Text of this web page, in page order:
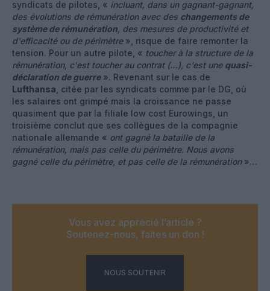
syndicats de pilotes, « incluant, dans un gagnant-gagnant,
des évolutions de rémunération avec des changements de
système de rémunération, des mesures de productivité et
d'efficacité ou de périmètre », risque de faire remonter la
tension. Pour un autre pilote, « toucher à la structure de la
rémunération, c'est toucher au contrat (…), c'est une quasi-
déclaration de guerre». Revenant sur le cas de
Lufthansa , citée par les syndicats comme par le DG, où
les salaires ont grimpé mais la croissance ne passe
quasiment que par la filiale low cost Eurowings, un
troisième conclut que ses collègues de la compagnie
nationale allemande « ont gagné la bataille de la
rémunération, mais pas celle du périmètre. Nous avons
gagné celle du périmètre, et pas celle de la rémunération»…
Vous avez apprécié l’article ?
Soutenez-nous, faites un don !
NOUS SOUTENIR